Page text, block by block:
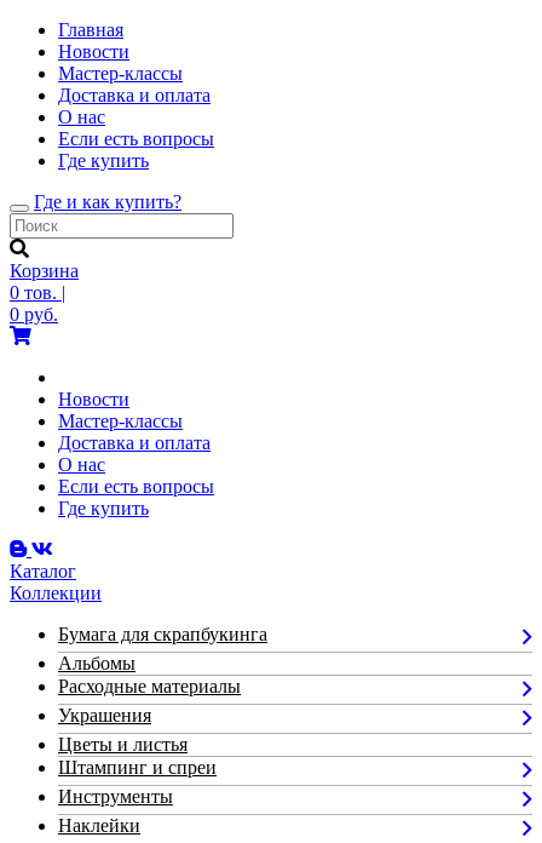
Главная
Новости
Мастер-классы
Доставка и оплата
О нас
Если есть вопросы
Где купить
Toggle
navigation
Где и как купить?
Корзина
0 тов. |
0 руб.
Новости
Мастер-классы
Доставка и оплата
О нас
Если есть вопросы
Где купить
Каталог
Коллекции
Бумага для скрапбукинга
Альбомы
Расходные материалы
Украшения
Цветы и листья
Штампинг и спреи
Инструменты
Наклейки